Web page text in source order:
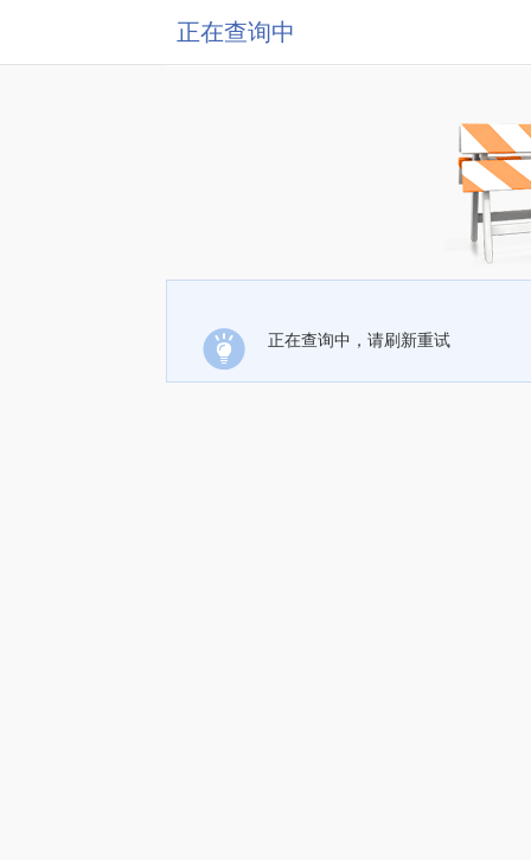
正在查询中
正在查询中，请刷新重试